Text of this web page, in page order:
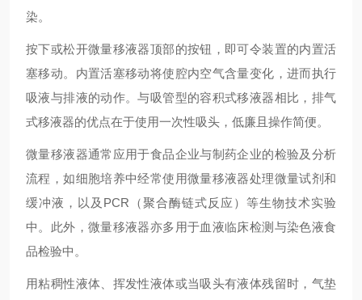
染。
按下或松开微量移液器顶部的按钮，即可令装置的内置活
塞移动。内置活塞移动将使腔内空气含量变化，进而执行
吸液与排液的动作。与吸管型的容积式移液器相比，排气
式移液器的优点在于使用一次性吸头，低廉且操作简便。
微量移液器通常应用于食品企业与制药企业的检验及分析
流程，如细胞培养中经常使用微量移液器处理微量试剂和
缓冲液，以及PCR（聚合酶链式反应）等生物技术实验
中。此外，微量移液器亦多用于血液临床检测与染色液食
品检验中。
用粘稠性液体、挥发性液体或当吸头有液体残留时，气垫